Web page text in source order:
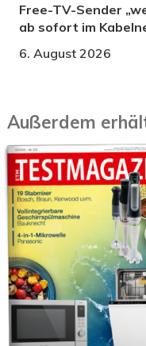
Free-TV-Sender
ab sofort im
6. August 2026
Außerdem